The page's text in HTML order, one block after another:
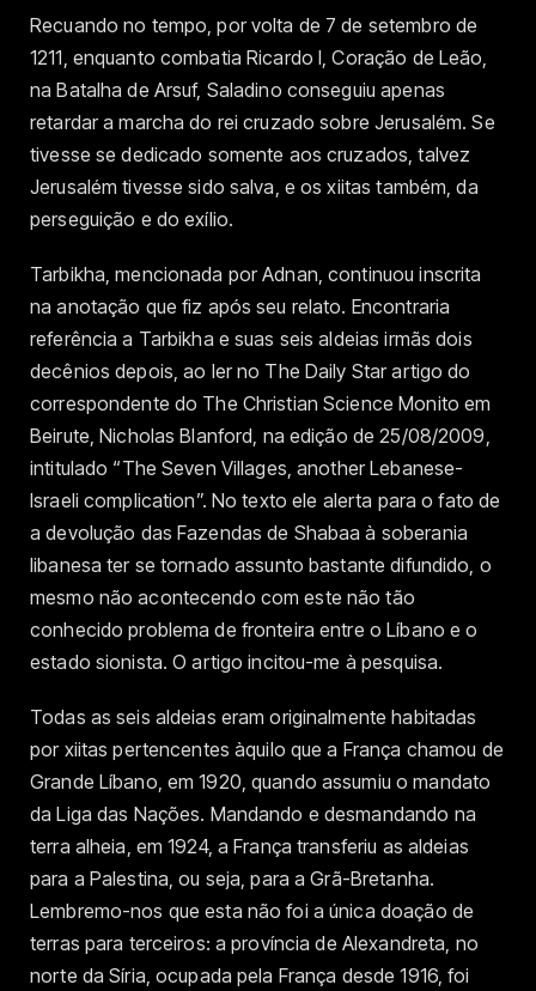
Recuando no tempo, por volta de 7 de setembro de
1211, enquanto combatia Ricardo I, Coração de Leão,
na Batalha de Arsuf, Saladino conseguiu apenas
retardar a marcha do rei cruzado sobre Jerusalém. Se
tivesse se dedicado somente aos cruzados, talvez
Jerusalém tivesse sido salva, e os xiitas também, da
perseguição e do exílio.
Tarbikha, mencionada por Adnan, continuou inscrita
na anotação que fiz após seu relato. Encontraria
referência a Tarbikha e suas seis aldeias irmãs dois
decênios depois, ao ler no The Daily Star artigo do
correspondente do The Christian Science Monito em
Beirute, Nicholas Blanford, na edição de 25/08/2009,
intitulado “The Seven Villages, another Lebanese-
Israeli complication”. No texto ele alerta para o fato de
a devolução das Fazendas de Shabaa à soberania
libanesa ter se tornado assunto bastante difundido, o
mesmo não acontecendo com este não tão
conhecido problema de fronteira entre o Líbano e o
estado sionista. O artigo incitou-me à pesquisa.
Todas as seis aldeias eram originalmente habitadas
por xiitas pertencentes àquilo que a França chamou de
Grande Líbano, em 1920, quando assumiu o mandato
da Liga das Nações. Mandando e desmandando na
terra alheia, em 1924, a França transferiu as aldeias
para a Palestina, ou seja, para a Grã-Bretanha.
Lembremo-nos que esta não foi a única doação de
terras para terceiros: a província de Alexandreta, no
norte da Síria, ocupada pela França desde 1916, foi